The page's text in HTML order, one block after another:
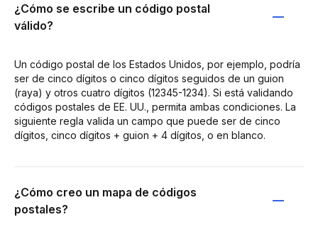
¿Cómo se escribe un código postal
válido?
Un código postal de los Estados Unidos, por ejemplo, podría
ser de cinco dígitos o cinco dígitos seguidos de un guion
(raya) y otros cuatro dígitos (12345-1234). Si está validando
códigos postales de EE. UU., permita ambas condiciones. La
siguiente regla valida un campo que puede ser de cinco
dígitos, cinco dígitos + guion + 4 dígitos, o en blanco.
¿Cómo creo un mapa de códigos
postales?